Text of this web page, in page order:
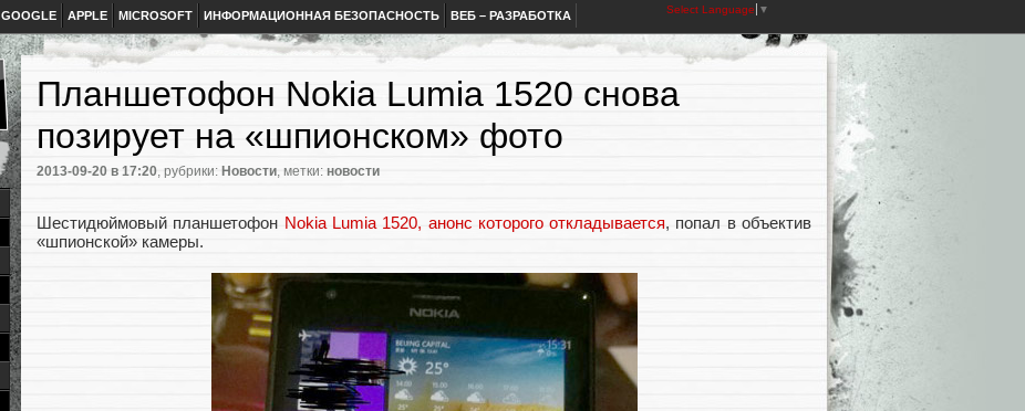
GOOGLE APPLE MICROSOFT ИНФОРМАЦИОННАЯ БЕЗОПАСНОСТЬ ВЕБ – РАЗРАБОТКА Select Language ▼
Планшетофон Nokia Lumia 1520 снова
позирует на «шпионском» фото
2013-09-20 в 17:20, рубрики: Новости, метки: новости
Шестидюймовый планшетофон Nokia Lumia 1520, анонс которого откладывается, попал в объектив
«шпионской» камеры.